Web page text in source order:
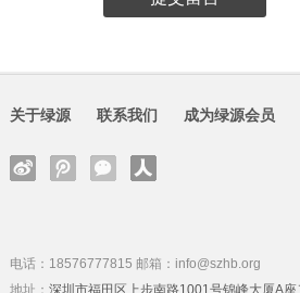
关于绿源 联系我们 成为绿源会员
电话：18576777815 邮箱：info@szhb.org